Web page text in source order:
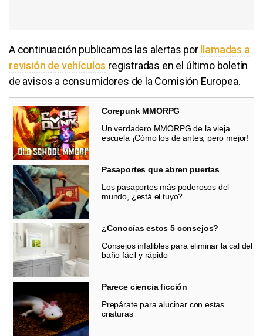
A continuación publicamos las alertas porllamadas a
revisión de vehículos registradas en el último boletín
de avisos a consumidores de la Comisión Europea.
Corepunk MMORPG
Un verdadero MMORPG de la vieja
escuela ¡Cómo los de antes, pero mejor!
Pasaportes que abren puertas
Los pasaportes más poderosos del
mundo, ¿está el tuyo?
¿Conocías estos 5 consejos?
Consejos infalibles para eliminar la cal del
baño fácil y rápido
Parece ciencia ficción
Prepárate para alucinar con estas
criaturas